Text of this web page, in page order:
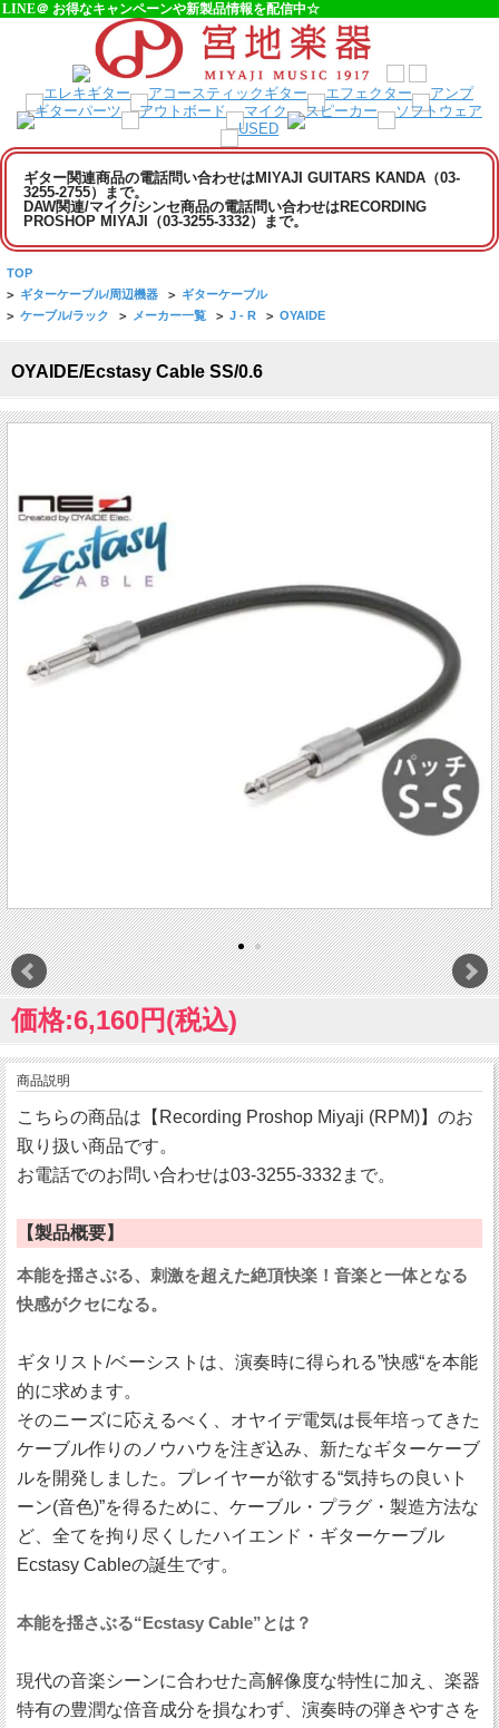
LINE＠ お得なキャンペーンや新製品情報を配信中☆
ギター関連商品の電話問い合わせはMIYAJI GUITARS KANDA（03-
3255-2755）まで。
DAW関連/マイク/シンセ商品の電話問い合わせはRECORDING
PROSHOP MIYAJI（03-3255-3332）まで。
TOP
> ギターケーブル/周辺機器 > ギターケーブル
> ケーブル/ラック > メーカー一覧 > J - R > OYAIDE
OYAIDE/Ecstasy Cable SS/0.6
価格:6,160円(税込)
商品説明
こちらの商品は【Recording Proshop Miyaji (RPM)】のお
取り扱い商品です。
お電話でのお問い合わせは03-3255-3332まで。
【製品概要】
本能を揺さぶる、刺激を超えた絶頂快楽！音楽と一体となる
快感がクセになる。
ギタリスト/ベーシストは、演奏時に得られる”快感“を本能
的に求めます。
そのニーズに応えるべく、オヤイデ電気は長年培ってきた
ケーブル作りのノウハウを注ぎ込み、新たなギターケーブ
ルを開発しました。プレイヤーが欲する“気持ちの良いト
ーン(音色)”を得るために、ケーブル・プラグ・製造方法な
ど、全てを拘り尽くしたハイエンド・ギターケーブル
Ecstasy Cableの誕生です。
本能を揺さぶる“Ecstasy Cable”とは？
現代の音楽シーンに合わせた高解像度な特性に加え、楽器
特有の豊潤な倍音成分を損なわず、演奏時の弾きやすさを